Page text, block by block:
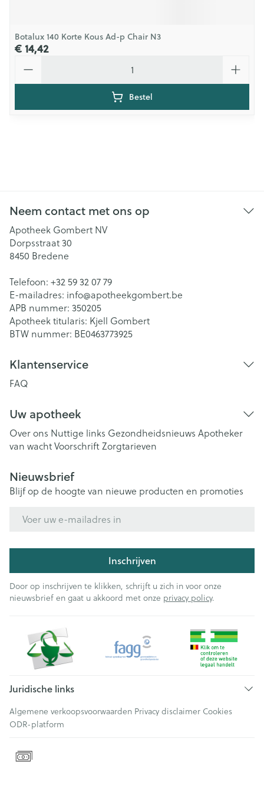
Botalux 140 Korte Kous Ad-p Chair N3
€ 14,42
Bestel
Neem contact met ons op
Apotheek Gombert NV
Dorpsstraat 30
8450 Bredene
Telefoon: +32 59 32 07 79
E-mailadres: info@apotheekgombert.be
APB nummer: 350205
Apotheek titularis: Kjell Gombert
BTW nummer: BE0463773925
Klantenservice
FAQ
Uw apotheek
Over ons Nuttige links Gezondheidsnieuws Apotheker
van wachtVoorschriftZorgtarieven
Nieuwsbrief
Blijf op de hoogte van nieuwe producten en promoties
Inschrijven
Door op inschrijven te klikken, schrijft u zich in voor onze
nieuwsbrief en gaat u akkoord met onze privacy policy.
Juridische links
Algemene verkoopsvoorwaarden Privacy disclaimer Cookies
ODR-platform